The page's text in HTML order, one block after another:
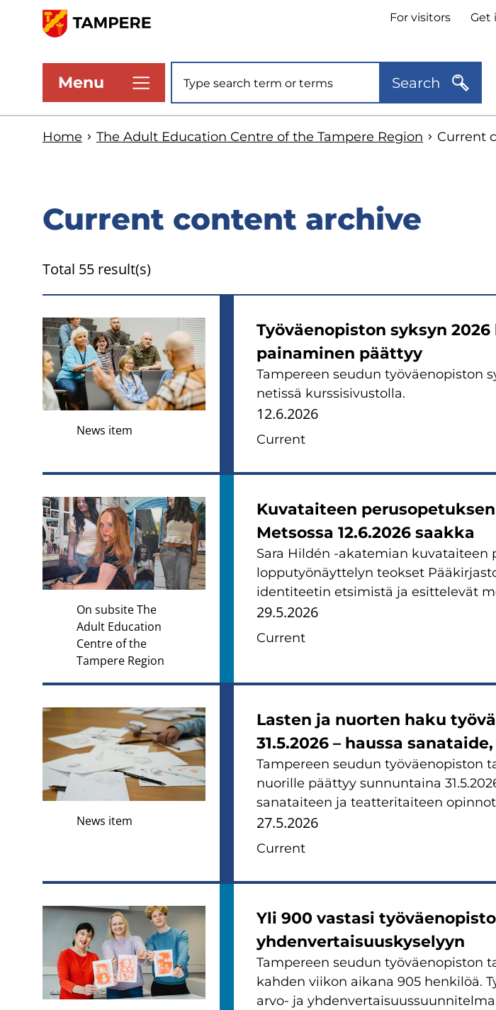
main
content
Header
links
For visitors Get
Menu Site search Search
Home The Adult Education Centre of the Tampere Region Current
Current content archive
Total 55 result(s)
News item
Työväenopiston syksyn
painaminen päättyy
Tampereen seudun työväenopiston
netissä kurssisivustolla.
12.6.2026
Current
On subsite The
Adult Education
Centre of the
Tampere Region
Kuvataiteen
Metsossa 12.6.2026 saakka
Sara Hildén -akatemian kuvataiteen
lopputyönäyttelyn teokset
identiteetin etsimistä ja esittelevät
29.5.2026
Current
News item
Lasten ja nuorten haku
31.5.2026 – haussa
Tampereen seudun työväenopiston
nuorille päättyy sunnuntaina
sanataiteen ja teatteritaiteen
27.5.2026
Current
Yli 900 vastasi
yhdenvertaisuuskyselyyn
Tampereen seudun työväenopiston
kahden viikon aikana 905 henkilöä.
arvo- ja